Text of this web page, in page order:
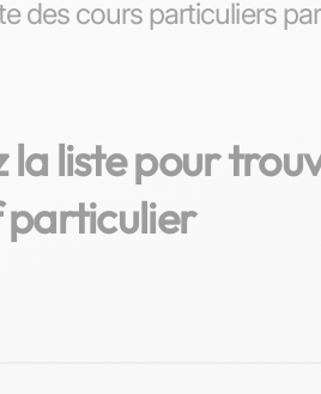
des cours particuliers
la liste pour